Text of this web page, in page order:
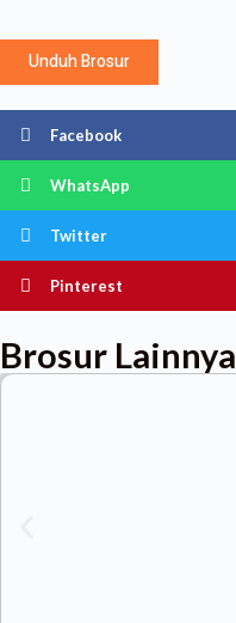
Unduh Brosur
Facebook
WhatsApp
Twitter
Pinterest
Brosur Lainnya